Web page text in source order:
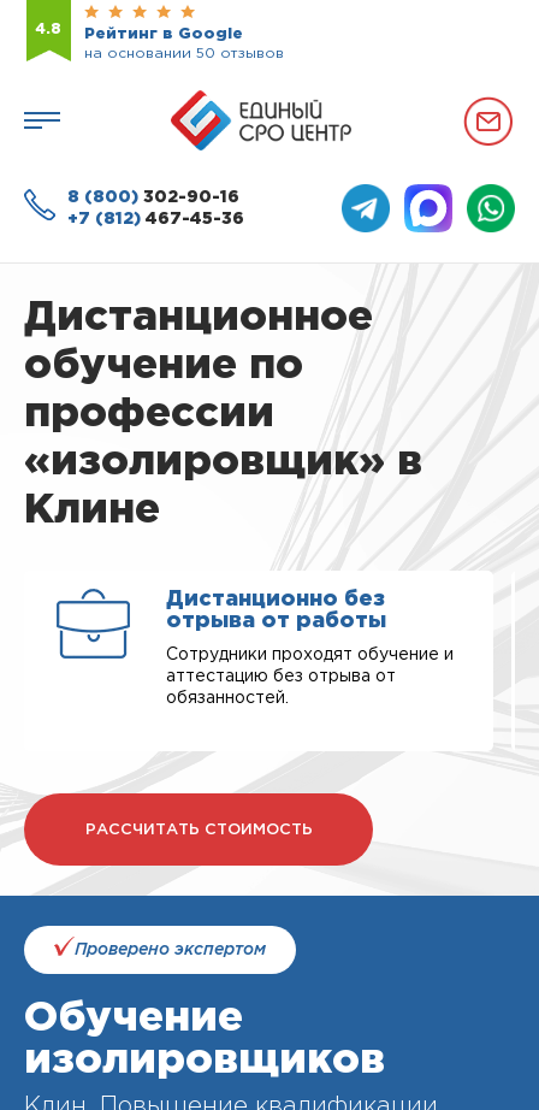
4.8
Рейтинг в Google
на основании 50 отзывов
8 (800) 302-90-16
+7 (812) 467-45-36
Дистанционное
обучение по
профессии
«изолировщик» в
Клине
Дистанционно без
отрыва от работы
Сотрудники проходят обучение и
аттестацию без отрыва от
обязанностей.
РАССЧИТАТЬ СТОИМОСТЬ
Проверено экспертом
Обучение
изолировщиков